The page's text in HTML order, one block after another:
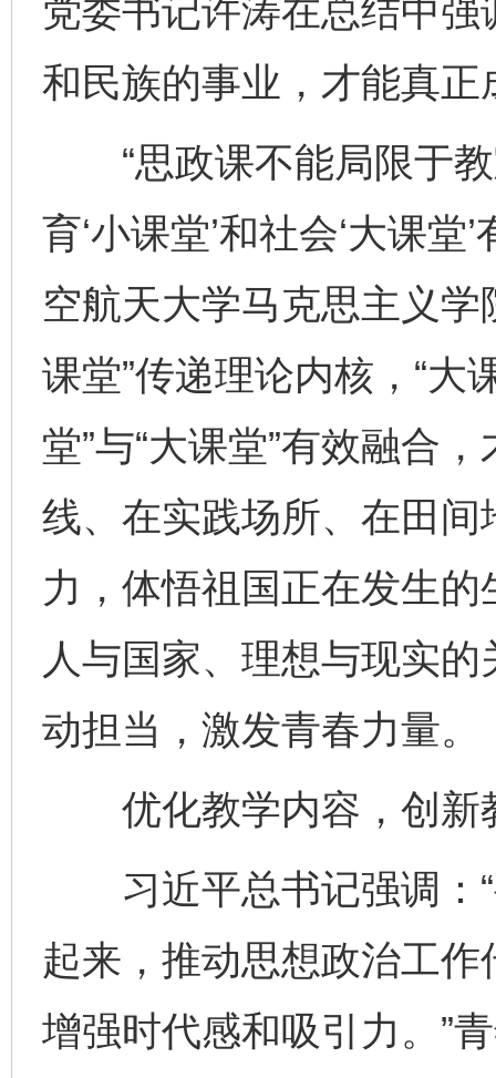
党委书记许涛在总结中
和民族的事业，才能真正
“思政课不能局限于教
育‘小课堂’和社会‘大课
空航天大学马克思主义
课堂”传递理论内核，“大
堂”与“大课堂”有效融合
线、在实践场所、在田
力，体悟祖国正在发生
人与国家、理想与现实
动担当，激发青春力量。
优化教学内容，创新
习近平总书记强调：“
起来，推动思想政治工
增强时代感和吸引力。”